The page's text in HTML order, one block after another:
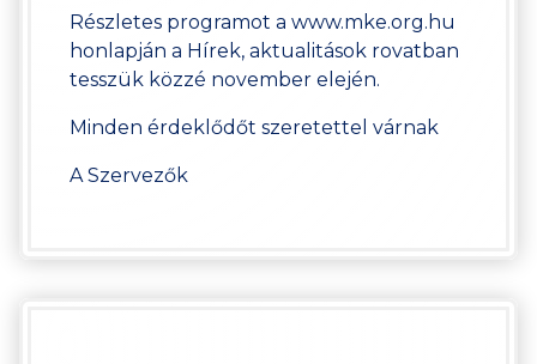
Részletes programot a www.mke.org.hu
honlapján a Hírek, aktualitások rovatban
tesszük közzé november elején.
Minden érdeklődőt szeretettel várnak
A Szervezők